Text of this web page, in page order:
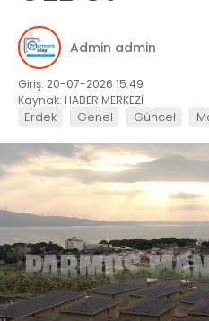
Admin admin
Giriş: 20-07-2026 15:49
Kaynak: HABER MERKEZİ
Erdek Genel Güncel